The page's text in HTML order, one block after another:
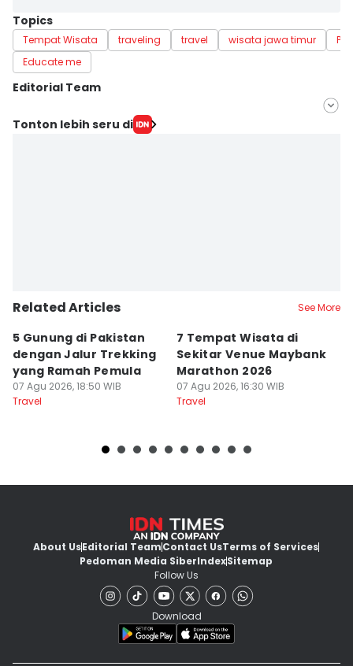
Topics
Tempat Wisata traveling travel wisata jawa timur
Educate me
Editorial Team
Editor
Tonton lebih seru di
Related Articles See More
5 Gunung di Pakistan
dengan Jalur Trekking
yang Ramah Pemula
07 Agu 2026, 18:50 WIB
Travel
7 Tempat Wisata di
Sekitar Venue Maybank
Marathon 2026
07 Agu 2026, 16:30 WIB
Travel
About UsEditorial TeamContact UsTerms of Services
Pedoman Media SiberIndexSitemap
Follow Us
Download